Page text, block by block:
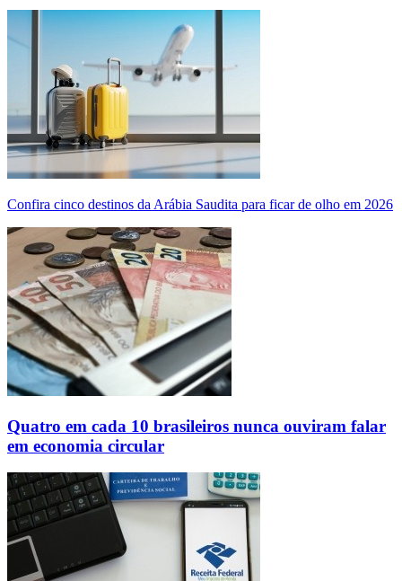
Confira cinco destinos da Arábia Saudita para ficar de olho em 2026
Quatro em cada 10 brasileiros nunca ouviram falar
em economia circular